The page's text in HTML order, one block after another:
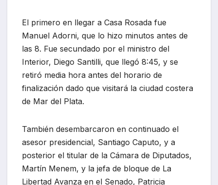
El primero en llegar a Casa Rosada fue
Manuel Adorni, que lo hizo minutos antes de
las 8. Fue secundado por el ministro del
Interior, Diego Santilli, que llegó 8:45, y se
retiró media hora antes del horario de
finalización dado que visitará la ciudad costera
de Mar del Plata.
También desembarcaron en continuado el
asesor presidencial, Santiago Caputo, y a
posterior el titular de la Cámara de Diputados,
Martín Menem, y la jefa de bloque de La
Libertad Avanza en el Senado, Patricia